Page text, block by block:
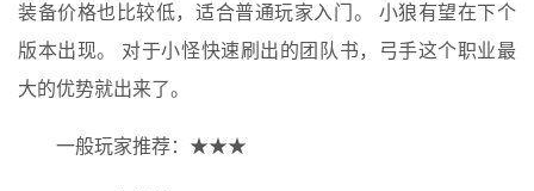
装备价格也比较低，适合普通玩家入门。 小狼有望在下个
版本出现。 对于小怪快速刷出的团队书，弓手这个职业最
大的优势就出来了。
一般玩家推荐：★★★